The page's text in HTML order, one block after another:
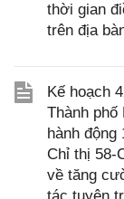
thời gian
trên địa
Kế hoạch
Thành
hành động
Chỉ thị 58-
về tăng